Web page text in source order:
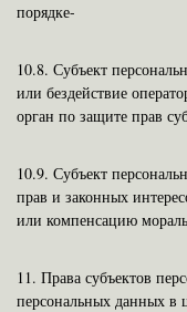
порядке-
10.8. Субъект
или бездействие
орган по защите прав
10.9. Субъект
прав и законных
или компенсацию
11. Права субъектов
персональных данных в